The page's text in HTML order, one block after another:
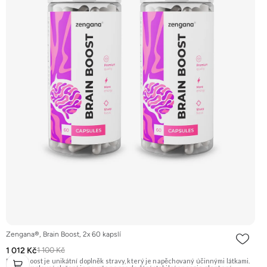
Zengana®, Brain Boost, 2x 60 kapslí
1 012 Kč1 100 Kč
Brain Boost je unikátní doplněk stravy, který je napěchovaný účinnými látkami.